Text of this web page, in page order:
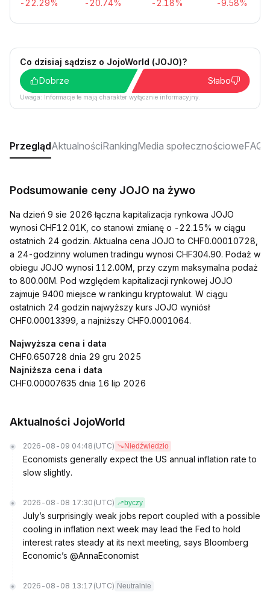
-22.29% -20.74% -2.18% -9.58%
Co dzisiaj sądzisz o JojoWorld (JOJO)?
Dobrze
Słabo
Uwaga: Informacje te mają charakter wyłącznie informacyjny.
PrzeglądAktualnościRankingMedia społecznościoweFAQ
Podsumowanie ceny JOJO na żywo
Na dzień 9 sie 2026 łączna kapitalizacja rynkowa JOJO
wynosi CHF12.01K, co stanowi zmianę o -22.15% w ciągu
ostatnich 24 godzin. Aktualna cena JOJO to CHF0.00010728,
a 24-godzinny wolumen tradingu wynosi CHF304.90. Podaż w
obiegu JOJO wynosi 112.00M, przy czym maksymalna podaż
to 800.00M. Pod względem kapitalizacji rynkowej JOJO
zajmuje 9400 miejsce w rankingu kryptowalut. W ciągu
ostatnich 24 godzin najwyższy kurs JOJO wyniósł
CHF0.00013399, a najniższy CHF0.0001064.
Najwyższa cena i data
CHF0.650728 dnia 29 gru 2025
Najniższa cena i data
CHF0.00007635 dnia 16 lip 2026
Aktualności JojoWorld
2026-08-09 04:48 (UTC) Niedźwiedzio
Economists generally expect the US annual inflation rate to
slow slightly.
2026-08-08 17:30 (UTC) byczy
July’s surprisingly weak jobs report coupled with a possible
cooling in inflation next week may lead the Fed to hold
interest rates steady at its next meeting, says Bloomberg
Economic’s @AnnaEconomist
2026-08-08 13:17 (UTC) Neutralnie